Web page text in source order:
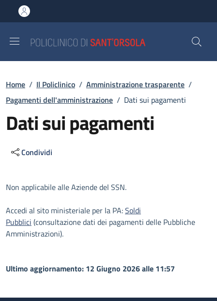
al contenuto principale
to footer content
Briciole di pane
Home / Il Policlinico / Amministrazione trasparente /
Pagamenti dell'amministrazione / Dati sui pagamenti
Dati sui pagamenti
Condividi
Descrizione
Non applicabile alle Aziende del SSN.
Accedi al sito ministeriale per la PA:Soldi
Pubblici (consultazione dati dei pagamenti delle Pubbliche
Amministrazioni).
Ultimo aggiornamento: 12 Giugno 2026 alle 11:57